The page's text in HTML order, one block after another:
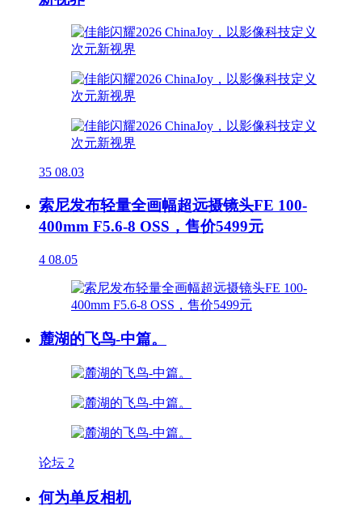
35 08.03
索尼发布轻量全画幅超远摄镜头FE 100-
400mm F5.6-8 OSS，售价5499元
4 08.05
麓湖的飞鸟-中篇。
论坛 2
何为单反相机